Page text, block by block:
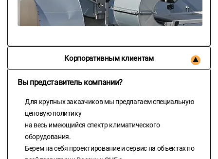
Корпоративным клиентам
Вы представитель компании?
Для крупных заказчиков мы предлагаем специальную
ценовую политику
на весь имеющийся спектр климатического
оборудования.
Берем на себя проектирование и сервис на объектах по